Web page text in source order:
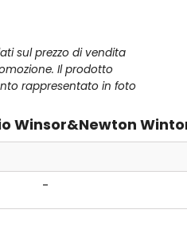
sul prezzo di vendita
Il prodotto
rappresentato in foto
Winsor&Newton
-